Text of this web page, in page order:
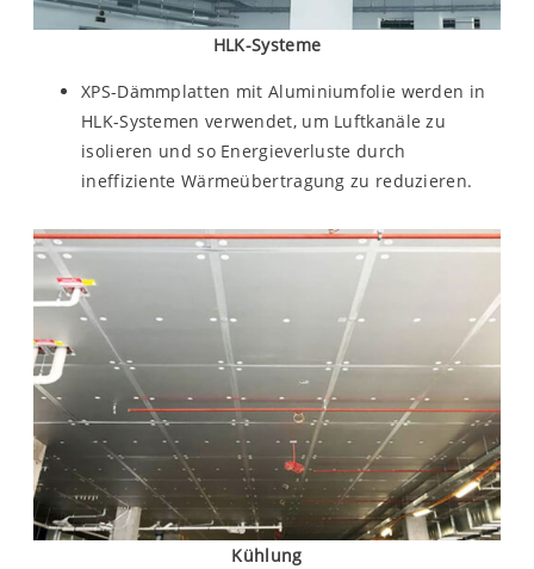
HLK-Systeme
XPS-Dämmplatten mit Aluminiumfolie werden in
HLK-Systemen verwendet, um Luftkanäle zu
isolieren und so Energieverluste durch
ineffiziente Wärmeübertragung zu reduzieren.
Kühlung